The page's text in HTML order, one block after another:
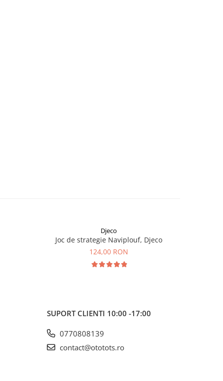
Djeco
Joc de strategie Naviplouf, Djeco
124,00 RON
SUPORT CLIENTI 10:00 -17:00
0770808139
contact@ototots.ro